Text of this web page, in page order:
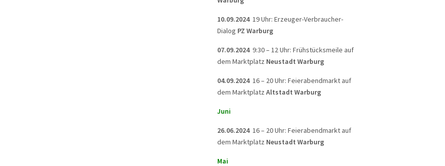
10.09.2024 19 Uhr: Erzeuger-Verbraucher-
Dialog PZ Warburg
07.09.2024 9:30 – 12 Uhr: Frühstücksmeile auf
dem Marktplatz Neustadt Warburg
04.09.2024 16 – 20 Uhr: Feierabendmarkt auf
dem Marktplatz Altstadt Warburg
Juni
26.06.2024 16 – 20 Uhr: Feierabendmarkt auf
dem Marktplatz Neustadt Warburg
Mai